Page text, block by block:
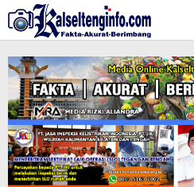
Lewati
ke
konten